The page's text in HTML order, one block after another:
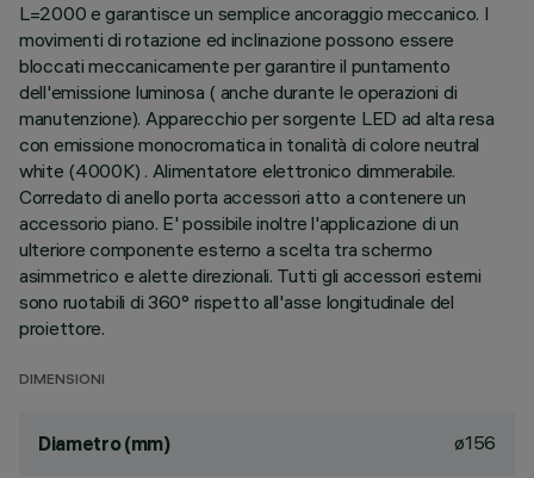
L=2000 e garantisce un semplice ancoraggio meccanico. I
movimenti di rotazione ed inclinazione possono essere
bloccati meccanicamente per garantire il puntamento
dell'emissione luminosa ( anche durante le operazioni di
manutenzione). Apparecchio per sorgente LED ad alta resa
con emissione monocromatica in tonalità di colore neutral
white (4000K) . Alimentatore elettronico dimmerabile.
Corredato di anello porta accessori atto a contenere un
accessorio piano. E' possibile inoltre l'applicazione di un
ulteriore componente esterno a scelta tra schermo
asimmetrico e alette direzionali. Tutti gli accessori esterni
sono ruotabili di 360° rispetto all'asse longitudinale del
proiettore.
DIMENSIONI
Diametro (mm) ø156